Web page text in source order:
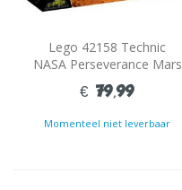
Lego 42158 Technic
NASA Perseverance Mars
Rover
€ 79,99
Momenteel niet leverbaar